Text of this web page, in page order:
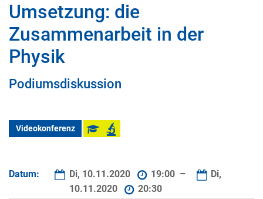
Umsetzung: die
Zusammenarbeit in der
Physik
Podiumsdiskussion
Videokonferenz
Datum: Di, 10.11.2020 19:00 –
Di,
10.11.2020
20:30